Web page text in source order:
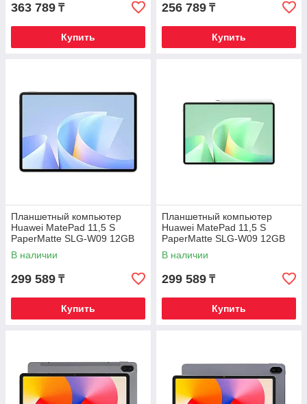
363 789 ₸
Купить
256 789 ₸
Купить
Планшетный компьютер
Huawei MatePad 11,5 S
PaperMatte SLG-W09 12GB
RAM 256GB ROM Space Gray
В наличии
299 589 ₸
Купить
Планшетный компьютер
Huawei MatePad 11,5 S
PaperMatte SLG-W09 12GB
RAM 256GB ROM Green
В наличии
299 589 ₸
Купить